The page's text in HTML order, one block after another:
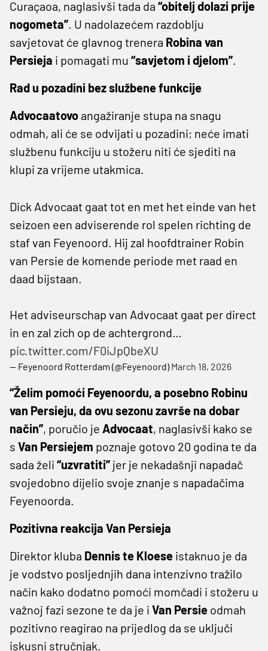
Curaçaoa, naglasivši tada da “obitelj dolazi prije
nogometa”. U nadolazećem razdoblju
savjetovat će glavnog trenera Robina van
Persieja i pomagati mu “savjetom i djelom”.
Rad u pozadini bez službene funkcije
Advocaatovo angažiranje stupa na snagu
odmah, ali će se odvijati u pozadini; neće imati
službenu funkciju u stožeru niti će sjediti na
klupi za vrijeme utakmica.
Dick Advocaat gaat tot en met het einde van het
seizoen een adviserende rol spelen richting de
staf van Feyenoord. Hij zal hoofdtrainer Robin
van Persie de komende periode met raad en
daad bijstaan.
Het adviseurschap van Advocaat gaat per direct
in en zal zich op de achtergrond…
pic.twitter.com/F0iJpQbeXU
— Feyenoord Rotterdam (@Feyenoord)March 18, 2026
“Želim pomoći Feyenoordu, a posebno Robinu
van Persieju, da ovu sezonu završe na dobar
način”, poručio je Advocaat, naglasivši kako se
s Van Persiejem poznaje gotovo 20 godina te da
sada želi “uzvratiti” jer je nekadašnji napadač
svojedobno dijelio svoje znanje s napadačima
Feyenoorda.
Pozitivna reakcija Van Persieja
Direktor kluba Dennis te Kloese istaknuo je da
je vodstvo posljednjih dana intenzivno tražilo
način kako dodatno pomoći momčadi i stožeru u
važnoj fazi sezone te da je i Van Persie odmah
pozitivno reagirao na prijedlog da se uključi
iskusni stručnjak.